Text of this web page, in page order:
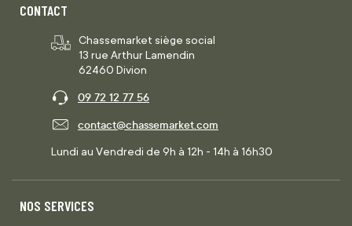
CONTACT
Chassemarket siège social
13 rue Arthur Lamendin
62460 Divion
09 72 12 77 56
contact@chassemarket.com
Lundi au Vendredi de 9h à 12h - 14h à 16h30
NOS SERVICES